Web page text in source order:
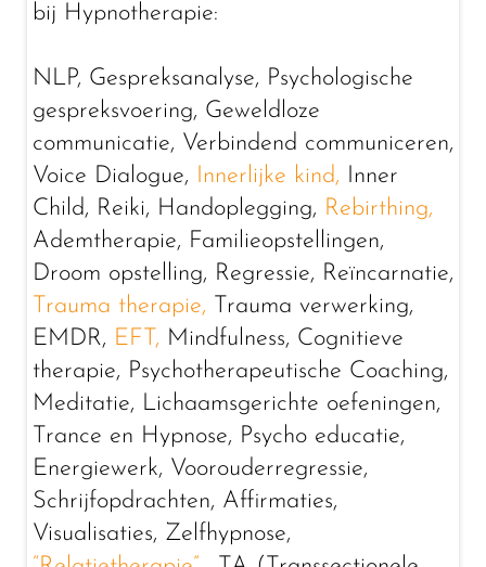
bij Hypnotherapie:
NLP, Gespreksanalyse, Psychologische
gespreksvoering, Geweldloze
communicatie, Verbindend communiceren,
Voice Dialogue, Innerlijke kind, Inner
Child, Reiki, Handoplegging, Rebirthing,
Ademtherapie, Familieopstellingen,
Droom opstelling, Regressie, Reïncarnatie,
Trauma therapie, Trauma verwerking,
EMDR, EFT, Mindfulness, Cognitieve
therapie, Psychotherapeutische Coaching,
Meditatie, Lichaamsgerichte oefeningen,
Trance en Hypnose, Psycho educatie,
Energiewerk, Voorouderregressie,
Schrijfopdrachten, Affirmaties,
Visualisaties, Zelfhypnose,